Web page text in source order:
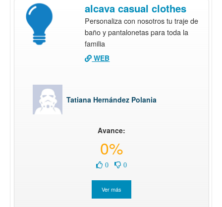
alcava casual clothes
Personaliza con nosotros tu traje de
baño y pantalonetas para toda la
familia
WEB
Tatiana Hernández Polania
Avance:
0%
0 0